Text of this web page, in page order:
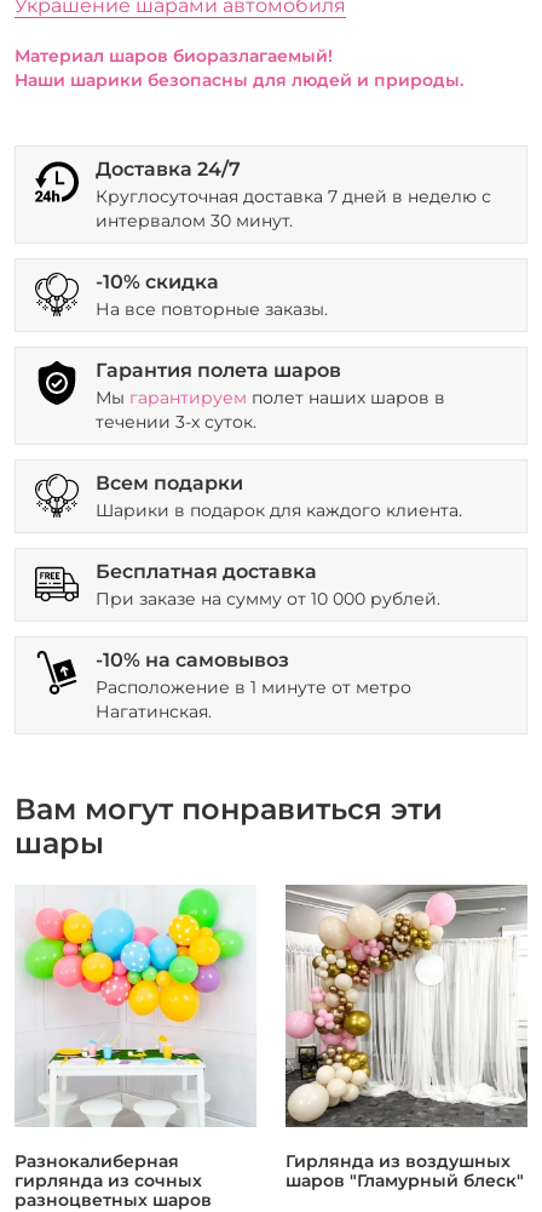
Украшение шарами автомобиля
Материал шаров биоразлагаемый!
Наши шарики безопасны для людей и природы.
Доставка 24/7
Круглосуточная доставка 7 дней в неделю с
интервалом 30 минут.
-10% скидка
На все повторные заказы.
Гарантия полета шаров
Мы гарантируем полет наших шаров в
течении 3-х суток.
Всем подарки
Шарики в подарок для каждого клиента.
Бесплатная доставка
При заказе на сумму от 10 000 рублей.
-10% на самовывоз
Расположение в 1 минуте от метро
Нагатинская.
Вам могут понравиться эти
шары
Разнокалиберная
гирлянда из сочных
разноцветных шаров
Гирлянда из воздушных
шаров "Гламурный блеск"